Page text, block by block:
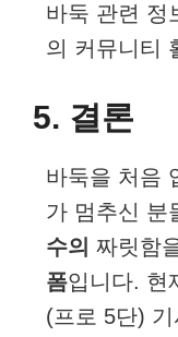
바둑 관련 정
의 커뮤니티
5. 결론
바둑을 처음
가 멈추신 분
수의 짜릿함
폼입니다. 현
(프로 5단)